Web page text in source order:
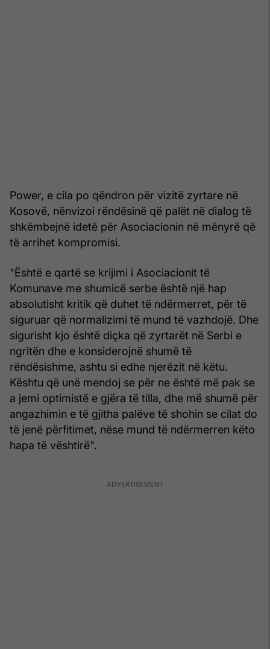
Power, e cila po qëndron për vizitë zyrtare në
Kosovë, nënvizoi rëndësinë që palët në dialog të
shkëmbejnë idetë për Asociacionin në mënyrë që
të arrihet kompromisi.
"Është e qartë se krijimi i Asociacionit të
Komunave me shumicë serbe është një hap
absolutisht kritik që duhet të ndërmerret, për të
siguruar që normalizimi të mund të vazhdojë. Dhe
sigurisht kjo është diçka që zyrtarët në Serbi e
ngritën dhe e konsiderojnë shumë të
rëndësishme, ashtu si edhe njerëzit në këtu.
Kështu që unë mendoj se për ne është më pak se
a jemi optimistë e gjëra të tilla, dhe më shumë për
angazhimin e të gjitha palëve të shohin se cilat do
të jenë përfitimet, nëse mund të ndërmerren këto
hapa të vështirë".